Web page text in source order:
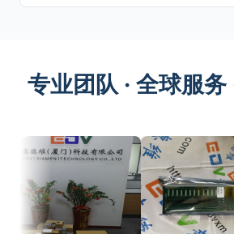
专业团队 · 全球服务